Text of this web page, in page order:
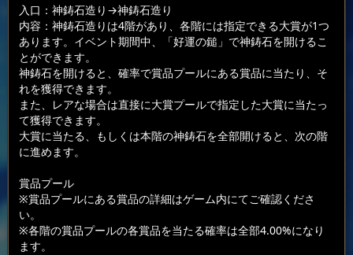
入口：神鋳石造り →神鋳石造り
内容：神鋳石造りは4階があり、各階には指定できる大賞が1つ
あります。イベント期間中、「好運の鎚」で神鋳石を開けるこ
とができます。
神鋳石を開けると、確率で賞品プールにある賞品に当たり、そ
れを獲得できます。
また、レアな場合は直接に大賞プールで指定した大賞に当たっ
て獲得できます。
大賞に当たる、もしくは本階の神鋳石を全部開けると、次の階
に進めます。
賞品プール
※賞品プールにある賞品の詳細はゲーム内にてご確認くださ
い。
※各階の賞品プールの各賞品を当たる確率は全部4.00%になり
ます。